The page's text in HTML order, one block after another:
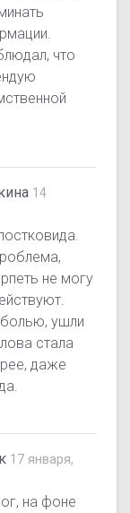
что
14
не могу
ушли
стала
даже
17 января,
на фоне